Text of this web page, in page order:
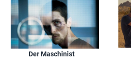
Der Maschinist